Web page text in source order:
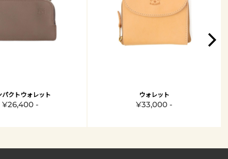
パクトウォレット
¥26,400 -
ウォレット
¥33,000 -